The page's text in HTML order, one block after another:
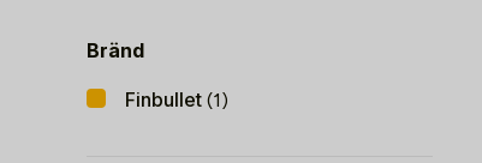
Bränd
Finbullet (1)